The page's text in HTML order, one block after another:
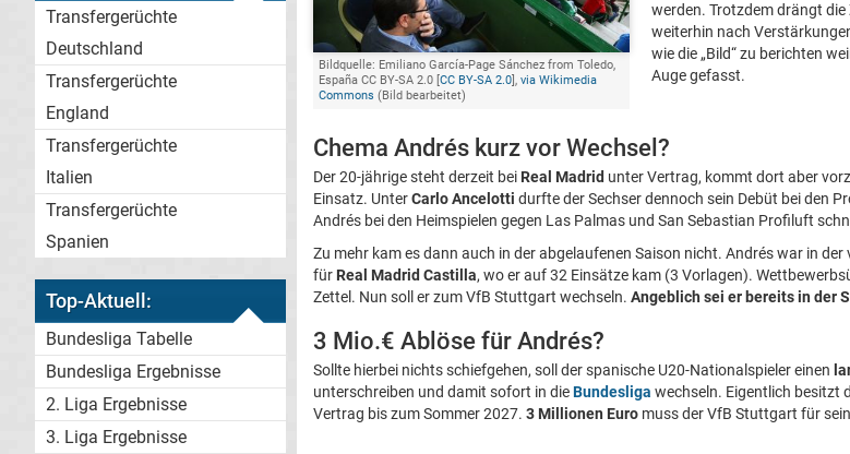
Transfergerüchte
Deutschland
Transfergerüchte
England
Transfergerüchte
Italien
Transfergerüchte
Spanien
Top-Aktuell:
Bundesliga Tabelle
Bundesliga Ergebnisse
2. Liga Ergebnisse
3. Liga Ergebnisse
Bildquelle: Emiliano García-Page Sánchez from Toledo,
España CC BY-SA 2.0 [CC BY-SA 2.0], via Wikimedia
Commons (Bild bearbeitet)
werden. Trotzdem drängt
weiterhin nach
wie die „Bild“ zu berichten
Auge gefasst.
Chema Andrés kurz vor Wechsel?
Der 20-jährige steht derzeit bei Real Madrid unter Vertrag, kommt dort aber
Einsatz. UnterCarlo Ancelotti durfte der Sechser dennoch sein Debüt bei den
Andrés bei den Heimspielen gegen Las Palmas und San Sebastian Profiluft
Zu mehr kam es dann auch in der abgelaufenen Saison nicht. Andrés war in
für Real Madrid Castilla, wo er auf 32 Einsätze kam (3 Vorlagen).
Zettel. Nun soll er zum VfB Stuttgart wechseln. Angeblich sei er bereits in der
3 Mio.€ Ablöse für Andrés?
Sollte hierbei nichts schiefgehen, soll der spanische U20-Nationalspieler einen
unterschreiben und damit sofort in dieBundesliga wechseln. Eigentlich besitzt
Vertrag bis zum Sommer 2027. 3 Millionen Euro muss der VfB Stuttgart für